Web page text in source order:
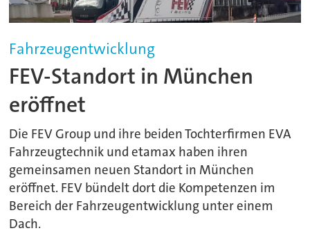
Fahrzeugentwicklung
FEV-Standort in München
eröffnet
Die FEV Group und ihre beiden Tochterfirmen EVA
Fahrzeugtechnik und etamax haben ihren
gemeinsamen neuen Standort in München
eröffnet. FEV bündelt dort die Kompetenzen im
Bereich der Fahrzeugentwicklung unter einem
Dach.